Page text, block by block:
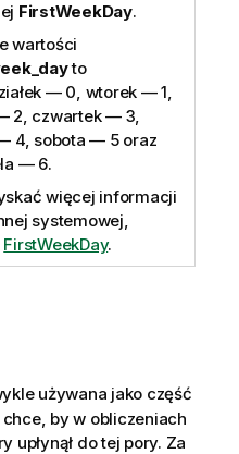
FirstWeekDay.
wartości
to
— 0, wtorek — 1,
2, czwartek — 3,
4, sobota — 5 oraz
— 6.
więcej informacji
systemowej,
FirstWeekDay.
używana jako część
by w obliczeniach
upłynął do tej pory. Za